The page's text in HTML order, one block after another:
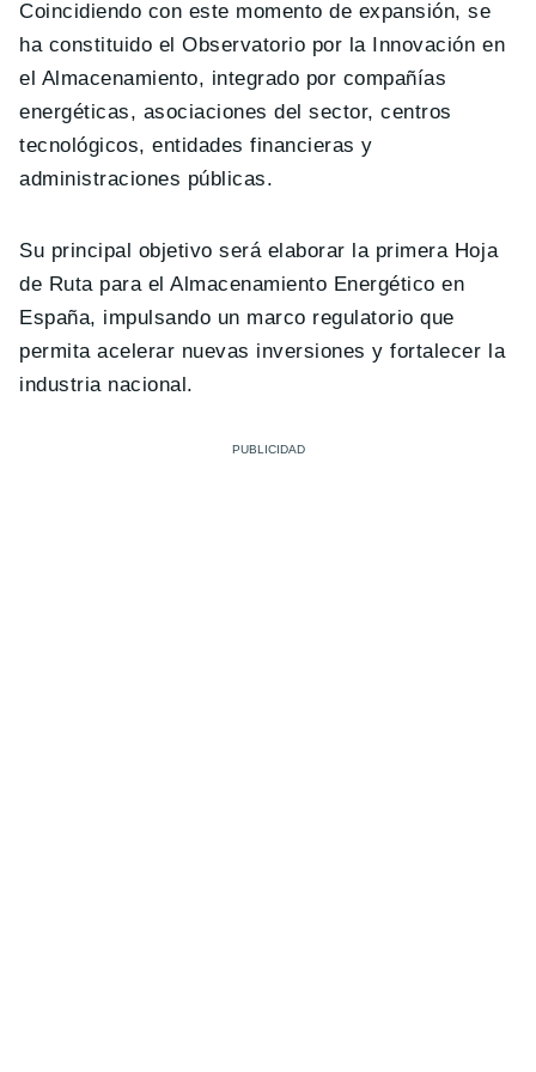
Coincidiendo con este momento de expansión, se
ha constituido el Observatorio por la Innovación en
el Almacenamiento, integrado por compañías
energéticas, asociaciones del sector, centros
tecnológicos, entidades financieras y
administraciones públicas.
Su principal objetivo será elaborar la primera Hoja
de Ruta para el Almacenamiento Energético en
España, impulsando un marco regulatorio que
permita acelerar nuevas inversiones y fortalecer la
industria nacional.